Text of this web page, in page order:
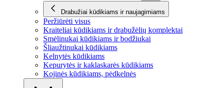
Drabužiai kūdikiams ir naujagimiams
Peržiūrėti visus
Kraiteliai kūdikiams ir drabužėlių komplektai
Smėlinukai kūdikiams ir bodžiukai
Šliaužtinukai kūdikiams
Kelnytės kūdikiams
Kepurytės ir kaklaskarės kūdikiams
Kojinės kūdikiams, pėdkelnės